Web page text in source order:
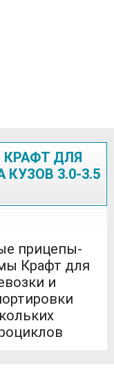
ДЛЯ
3.0-3.5
прицепы-
Крафт для
и